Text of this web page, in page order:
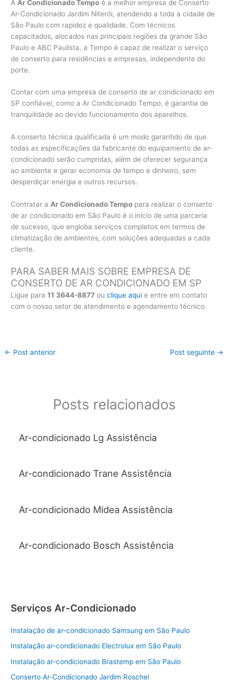
A Ar Condicionado Tempo é a melhor empresa de Conserto
Ar-Condicionado Jardim Niterói, atendendo a toda a cidade de
São Paulo com rapidez e qualidade. Com técnicos
capacitados, alocados nas principais regiões da grande São
Paulo e ABC Paulista, a Tempo é capaz de realizar o serviço
de conserto para residências e empresas, independente do
porte.
Contar com uma empresa de conserto de ar condicionado em
SP confiável, como a Ar Condicionado Tempo, é garantia de
tranquilidade ao devido funcionamento dos aparelhos.
A conserto técnica qualificada é um modo garantido de que
todas as especificações da fabricante do equipamento de ar-
condicionado serão cumpridas, além de oferecer segurança
ao ambiente e gerar economia de tempo e dinheiro, sem
desperdiçar energia e outros recursos.
Contratar a Ar Condicionado Tempo para realizar o conserto
de ar condicionado em São Paulo é o início de uma parceria
de sucesso, que engloba serviços completos em termos de
climatização de ambientes, com soluções adequadas a cada
cliente.
PARA SABER MAIS SOBRE EMPRESA DE
CONSERTO DE AR CONDICIONADO EM SP
Ligue para11 3644-8877 ouclique aqui e entre em contato
com o nosso setor de atendimento e agendamento técnico.
← Post anterior Post seguinte →
Posts relacionados
Ar-condicionado Lg Assistência
Ar-condicionado Trane Assistência
Ar-condicionado Midea Assistência
Ar-condicionado Bosch Assistência
Serviços Ar-Condicionado
Instalação de ar-condicionado Samsung em São Paulo
Instalação ar-condicionado Electrolux em São Paulo
Instalação ar-condicionado Brastemp em São Paulo
Conserto Ar-Condicionado Jardim Roschel